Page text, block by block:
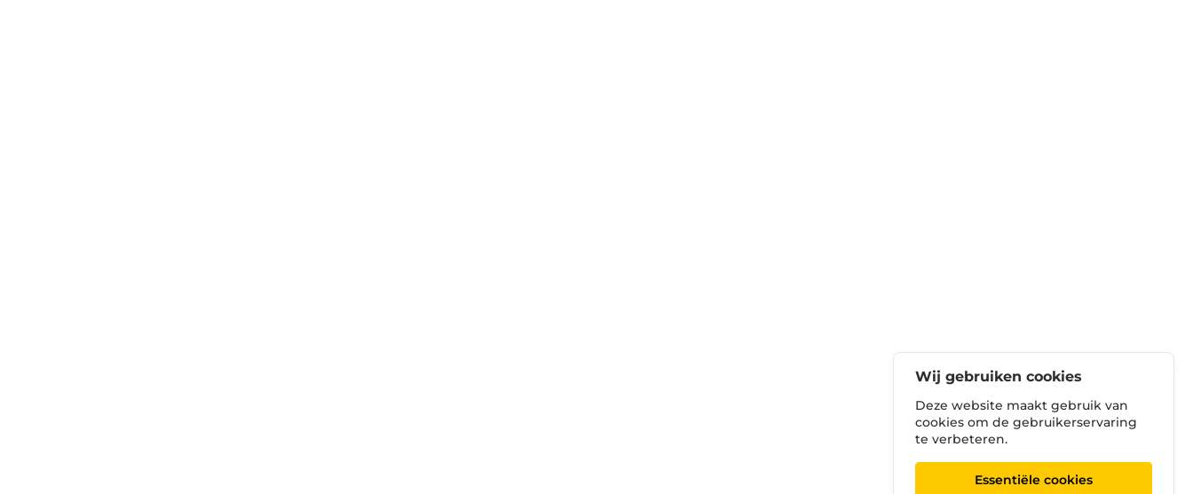
Wij gebruiken cookies
Deze website maakt gebruik van
cookies om de gebruikerservaring
te verbeteren.
Essentiële cookies